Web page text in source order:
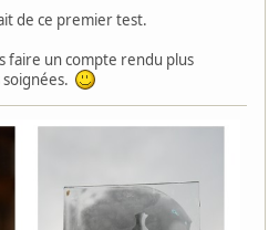
de ce premier test.
faire un compte rendu plus